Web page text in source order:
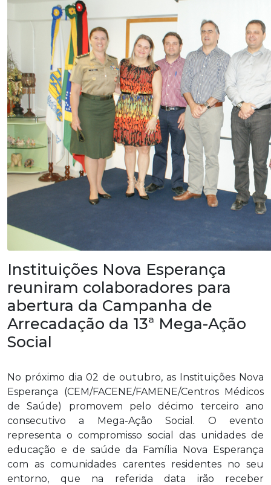
Instituições Nova Esperança
reuniram colaboradores para
abertura da Campanha de
Arrecadação da 13ª Mega-Ação
Social
No próximo dia 02 de outubro, as Instituições Nova
Esperança (CEM/FACENE/FAMENE/Centros Médicos
de Saúde) promovem pelo décimo terceiro ano
consecutivo a Mega-Ação Social. O evento
representa o compromisso social das unidades de
educação e de saúde da Família Nova Esperança
com as comunidades carentes residentes no seu
entorno, que na referida data irão receber